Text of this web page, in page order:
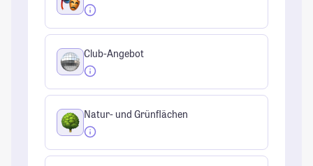
Club-Angebot
Natur- und Grünflächen